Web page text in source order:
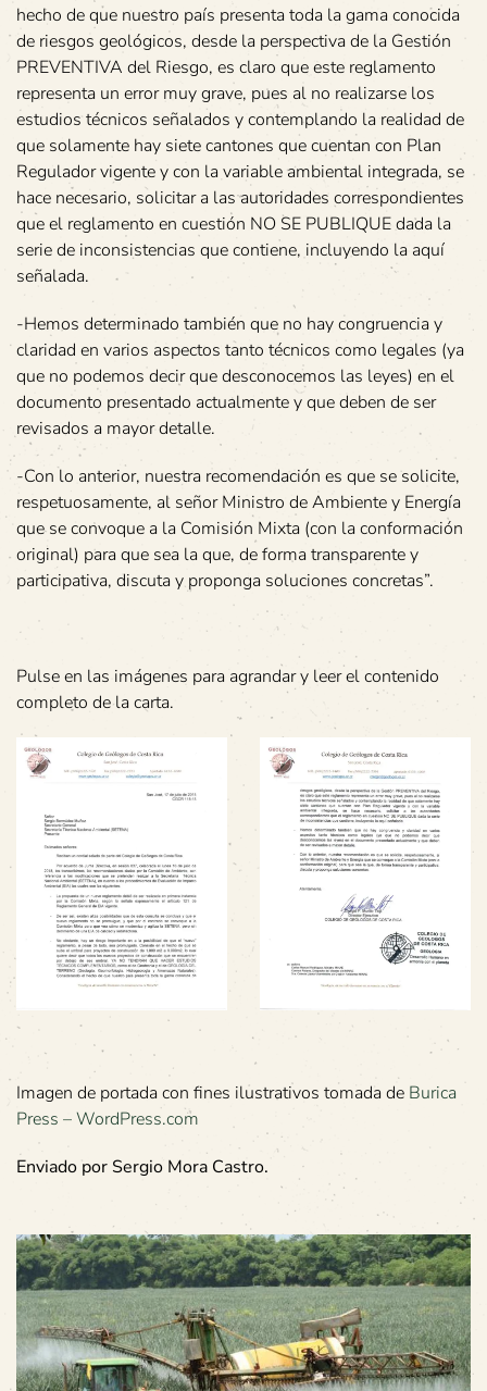
hecho de que nuestro país presenta toda la gama conocida
de riesgos geológicos, desde la perspectiva de la Gestión
PREVENTIVA del Riesgo, es claro que este reglamento
representa un error muy grave, pues al no realizarse los
estudios técnicos señalados y contemplando la realidad de
que solamente hay siete cantones que cuentan con Plan
Regulador vigente y con la variable ambiental integrada, se
hace necesario, solicitar a las autoridades correspondientes
que el reglamento en cuestión NO SE PUBLIQUE dada la
serie de inconsistencias que contiene, incluyendo la aquí
señalada.
-Hemos determinado también que no hay congruencia y
claridad en varios aspectos tanto técnicos como legales (ya
que no podemos decir que desconocemos las leyes) en el
documento presentado actualmente y que deben de ser
revisados a mayor detalle.
-Con lo anterior, nuestra recomendación es que se solicite,
respetuosamente, al señor Ministro de Ambiente y Energía
que se convoque a la Comisión Mixta (con la conformación
original) para que sea la que, de forma transparente y
participativa, discuta y proponga soluciones concretas”.
Pulse en las imágenes para agrandar y leer el contenido
completo de la carta.
Imagen de portada con fines ilustrativos tomada de Burica
Press – WordPress.com
Enviado por Sergio Mora Castro.